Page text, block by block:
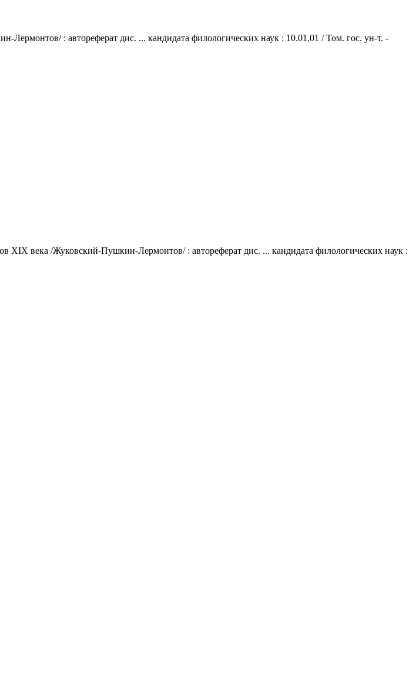
: автореферат дис. ... кандидата филологических наук : 10.01.01 / Том. гос. ун-т. -
XIX века /Жуковский-Пушкин-Лермонтов/ : автореферат дис. ... кандидата филологических наук :